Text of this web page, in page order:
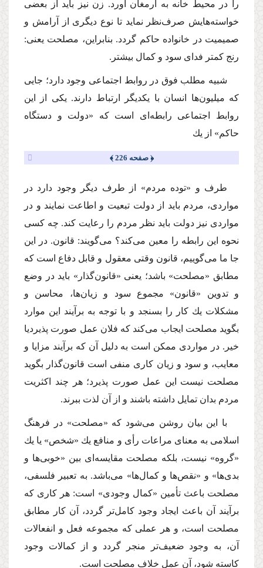
را در محیط خانه به ارمغان آورد. زن نیز باید از بعضى
خواسته‌هایش صرف‌نظر نماید تا نوع دیگرى از آرامش و
صمیمیت در خانواده حاكم گردد. بنابراین، مصلحت یعنى:
رنج كمتر فداى سود و كمال بیشتر.
شبیه مطلب فوق در روابط اجتماعى وجود دارد؛ جایى
كه میلیون‌ها انسان با یكدیگر ارتباط دارند. یكى از این
روابط اجتماعى رابطه‌اى است كه «دولت و دستگاه
حاكم» از یك
﴿ صفحه 226 ﴾
طرف و «توده مردم» از طرف دیگر وجود دارد در
مواردى، مردم باید از دولت تبعیت و اطاعت نمایند و در
مواردى نیز دولت باید نظر مردم را رعایت كند. چه كسى
نحوه این رابطه را معین مى‌كند؟ مى‌گویند: قانون. در این
جا ما مى‌گوییم، قانون وقتى معقول و قابل دفاع است كه
مطابق «مصلحت» باشد؛ یعنى «قانون‌گذار» باید در وضع
و تدوین «قانون» مجموع سود و زیان‌ها، محاسن و
مشكلات یك كار را بسنجد و با توجه به برآیند این موارد
بگوید مصلحت ایجاب مى‌كند كه فلان عمل صورت پذیردیا
خیر. در مواردى ممكن است به دلیل آن كه برآیند مزایا و
معایب، و سود و زیان كارى منفى است قانون‌گذار بگوید
مصلحت نیست این عمل صورت پذیرد؛ هر چند اكثریت
مردم بدان تمایل داشته باشند و از آن لذت ببرند.
با این بیان روشن مى‌شود كه «مصلحت» در فرهنگ
اسلامى به معناى مراعات رأى و منافع یك «شخص» یا یك
«گروه» نیست، بلكه مصلحت مقایسه‌اى بین «خوبى‌ها و
بدى‌ها» و «نقص‌ها و كمال‌ها» مى‌باشد. به تعبیر فلسفى،
مصلحت باعث تأمین «كمال وجودى» است: هر كارى كه
برآیند آن باعث ایجاد وجود كامل‌تر گردد، آن كار مطابق
مصلحت است، و هر عملى كه مجموعه فعل و انفعالات
آن، به وجود ضعیف‌تر منجر گردد و از كمالات وجود
كاسته شود، آن عمل خلاف مصلحت است.